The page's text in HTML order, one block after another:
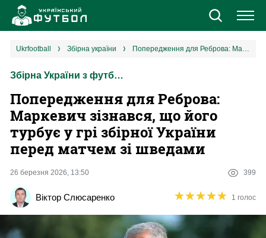
Новини
Збірна
Єврокубки
УПЛ
Різне
ukrfootball збірна україни Попередження для Реброва: Маркевич зізнався, що його турбує у грі збірної України перед матчем зі шведами
Збірна України з футболу
Попередження для Реброва:
Маркевич зізнався, що його
турбує у грі збірної України
перед матчем зі шведами
26 березня 2026, 13:50 399
Віктор Слюсаренко ★★★★★
★★★★★ 1 голос